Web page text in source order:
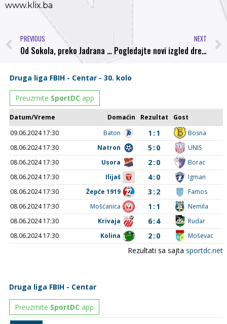
www.klix.ba
PREVIOUS
Od Sokola, preko Jadrana i Radničkog do NK Bosna Visoko
NEXT
Pogledajte novi izgled dresova FK Sarajevo